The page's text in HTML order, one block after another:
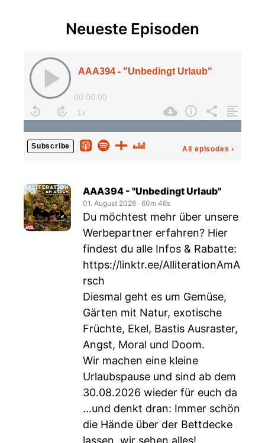
Neueste Episoden
AAA394 - "Unbedingt Urlaub"
00:00:00
Subscribe All episodes ›
AAA394 - "Unbedingt Urlaub"
01. August 2026 ‧ 60m 46s
Du möchtest mehr über unsere
Werbepartner erfahren? Hier
findest du alle Infos & Rabatte:
https://linktr.ee/AlliterationAmA
rsch
Diesmal geht es um Gemüse,
Gärten mit Natur, exotische
Früchte, Ekel, Bastis Ausraster,
Angst, Moral und Doom.
Wir machen eine kleine
Urlaubspause und sind ab dem
30.08.2026 wieder für euch da
...und denkt dran: Immer schön
die Hände über der Bettdecke
lassen, wir sehen alles!